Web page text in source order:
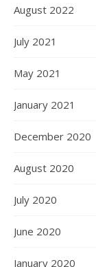
August 2022
July 2021
May 2021
January 2021
December 2020
August 2020
July 2020
June 2020
January 2020